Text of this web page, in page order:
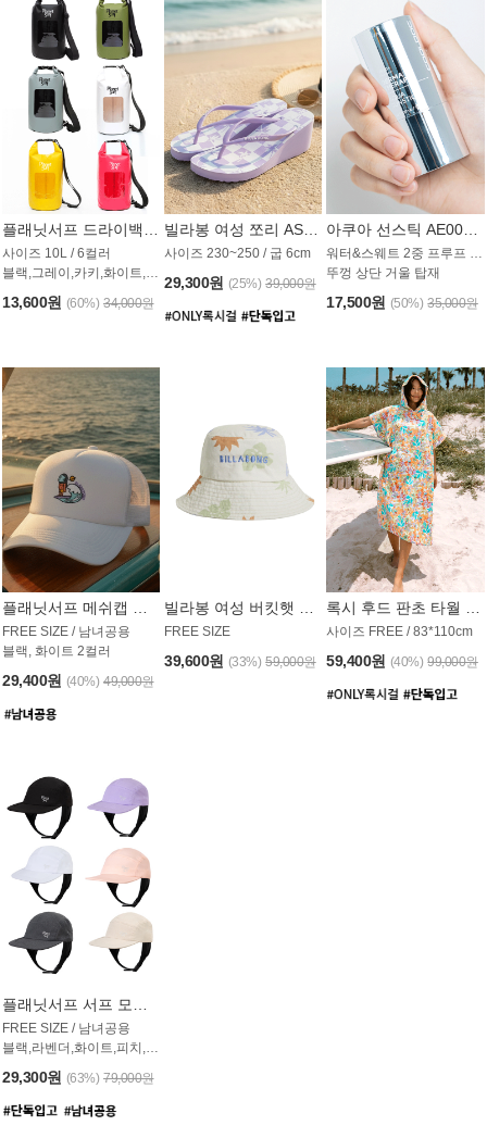
사이즈 10L / 6컬러
블랙,그레이,카키,화이트,옐로우,핑크
13,600원 (60%) 34,000원
사이즈 230~250 / 굽 6cm
29,300원 (25%) 39,000원
워터&스웨트 2중 프루프 / SPF 50+
뚜껑 상단 거울 탑재
17,500원 (50%) 35,000원
FREE SIZE / 남녀공용
블랙, 화이트 2컬러
29,400원 (40%) 49,000원
FREE SIZE
39,600원 (33%) 59,000원
사이즈 FREE / 83*110cm
59,400원 (40%) 99,000원
플래닛서프 서프 모자 UAC007PS
FREE SIZE / 남녀공용
블랙,라벤더,화이트,피치,그레이,오트밀 6컬러
29,300원 (63%) 79,000원